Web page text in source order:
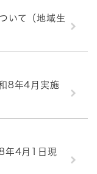
いて（地域生
8年4月実施
年4月1日現